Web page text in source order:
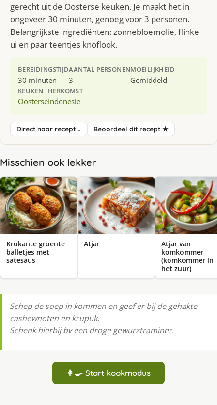
gerecht uit de Oosterse keuken. Je maakt het in
ongeveer 30 minuten, genoeg voor 3 personen.
Belangrijkste ingrediënten: zonnebloemolie, flinke
ui en paar teentjes knoflook.
BEREIDINGSTIJD
30 minuten
AANTAL PERSONEN
3
MOEILIJKHEID
Gemiddeld
KEUKEN
Oosterse
HERKOMST
Indonesie
Direct naar recept ↓ Beoordeel dit recept ★
Misschien ook lekker
Krokante groente
balletjes met
satesaus
Atjar
Atjar van
komkommer
(komkommer in
het zuur)
Schep de soep in kommen en geef er bij de gehakte
cashewnoten en krupuk.
Schenk hierbij bv een droge gewurztraminer.
👩‍🍳 Start kookmodus